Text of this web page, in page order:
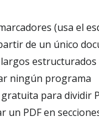
(usa el
de un único
ningún programa
para dividir
un PDF en